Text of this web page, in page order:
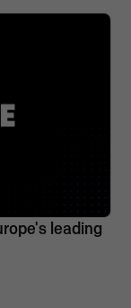
leading